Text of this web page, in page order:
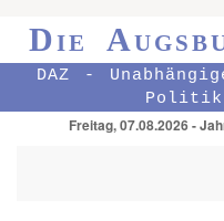
Die
DAZ -
Politik
Freitag, 07.08.2026 -